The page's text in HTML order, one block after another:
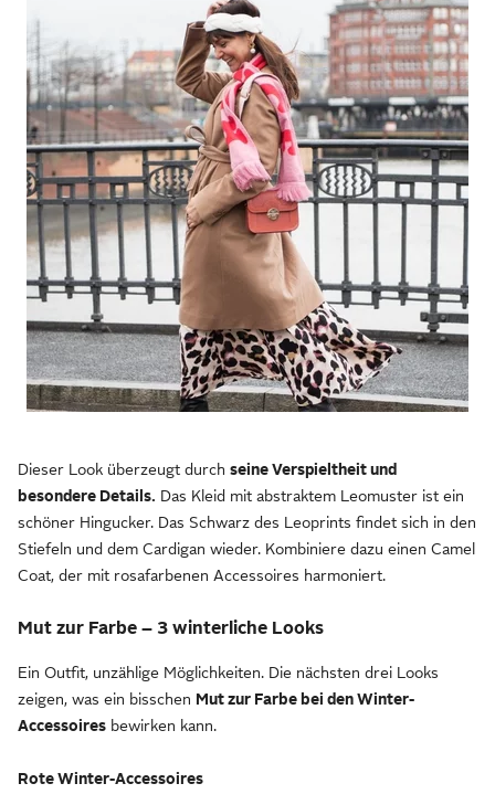
Dieser Look überzeugt durch seine Verspieltheit und
besondere Details. Das Kleid mit abstraktem Leomuster ist ein
schöner Hingucker. Das Schwarz des Leoprints findet sich in den
Stiefeln und dem Cardigan wieder. Kombiniere dazu einen Camel
Coat, der mit rosafarbenen Accessoires harmoniert.
Mut zur Farbe – 3 winterliche Looks
Ein Outfit, unzählige Möglichkeiten. Die nächsten drei Looks
zeigen, was ein bisschen Mut zur Farbe bei den Winter-
Accessoires bewirken kann.
Rote Winter-Accessoires